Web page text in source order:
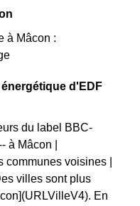
à Mâcon :
d'EDF
du label BBC-
à Mâcon |
voisines |
villes sont plus
En